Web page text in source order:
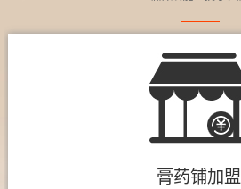
膏药铺加盟